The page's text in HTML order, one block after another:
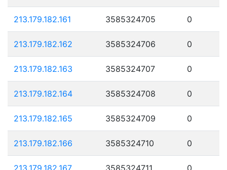
213.179.182.161 3585324705 0
213.179.182.162 3585324706 0
213.179.182.163 3585324707 0
213.179.182.164 3585324708 0
213.179.182.165 3585324709 0
213.179.182.166 3585324710 0
213.179.182.167 3585324711 0